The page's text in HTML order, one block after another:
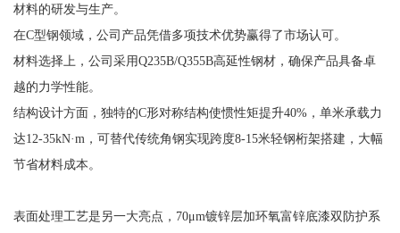
材料的研发与生产。
在C型钢领域，公司产品凭借多项技术优势赢得了市场认可。
材料选择上，公司采用Q235B/Q355B高延性钢材，确保产品具备卓
越的力学性能。
结构设计方面，独特的C形对称结构使惯性矩提升40%，单米承载力
达12-35kN·m，可替代传统角钢实现跨度8-15米轻钢桁架搭建，大幅
节省材料成本。
表面处理工艺是另一大亮点，70μm镀锌层加环氧富锌底漆双防护系